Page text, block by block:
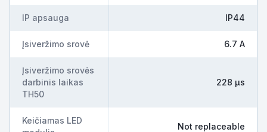
IP apsauga IP44
Įsiveržimo srovė 6.7 A
Įsiveržimo srovės
darbinis laikas
TH50
228 µs
Keičiamas LED
Not replaceable